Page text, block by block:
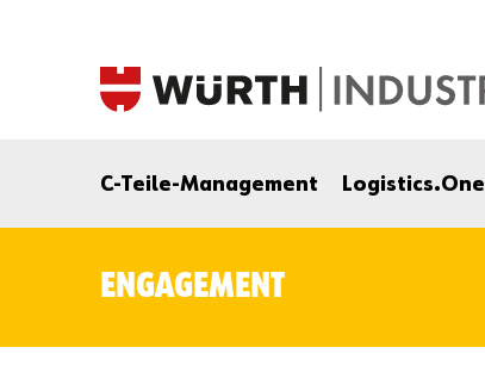
C-Teile-Management Logistics.One
ENGAGEMENT